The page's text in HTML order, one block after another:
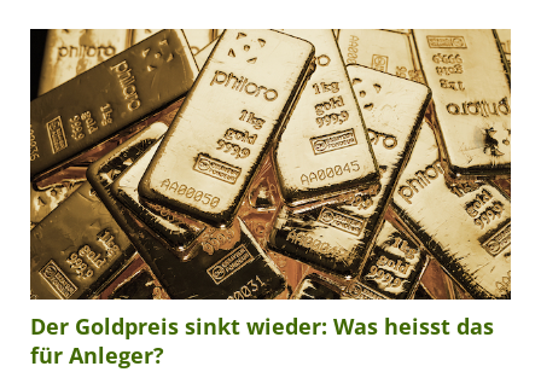
Der Goldpreis sinkt wieder: Was heisst das
für Anleger?